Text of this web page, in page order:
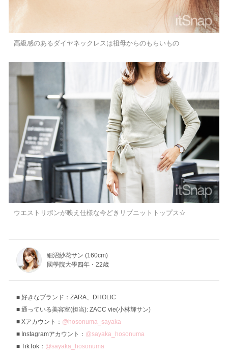
高級感のあるダイヤネックレスは祖母からのもらいもの
ウエストリボンが映え仕様な今どきリブニットトップス☆
細沼紗花サン (160cm)
國學院大學四年・22歳
好きなブランド：ZARA、DHOLIC
通っている美容室(担当): ZACC vie(小林輝サン)
Xアカウント： @hosonuma_sayaka
Instagramアカウント： @sayaka_hosonuma
TikTok： @sayaka_hosonuma